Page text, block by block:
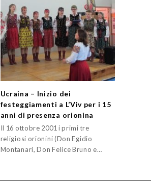
Ucraina – Inizio dei
festeggiamenti a L’Viv per i 15
anni di presenza orionina
Il 16 ottobre 2001 i primi tre
religiosi orionini (Don Egidio
Montanari, Don Felice Bruno e…